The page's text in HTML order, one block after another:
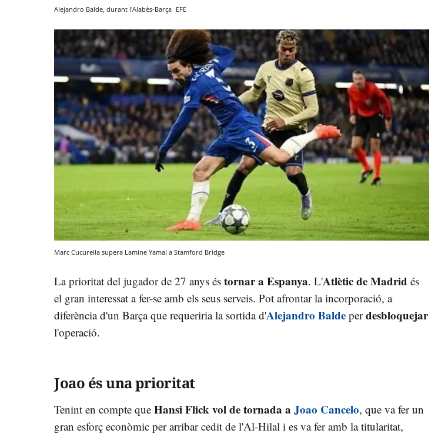
Alejandro Balde, durant l'Alabès-Barça EFE
Marc Cucurella supera Lamine Yamal a Stamford Bridge
La prioritat del jugador de 27 anys és tornar a Espanya. L'Atlètic de Madrid és
el gran interessat a fer-se amb els seus serveis. Pot afrontar la incorporació, a
diferència d'un Barça que requeriria la sortida d'Alejandro Balde perdesbloquejar
l'operació.
Joao és una prioritat
Tenint en compte que Hansi Flick vol de tornada a Joao Cancelo, que va fer un
gran esforç econòmic per arribar cedit de l'Al-Hilal i es va fer amb la titularitat,